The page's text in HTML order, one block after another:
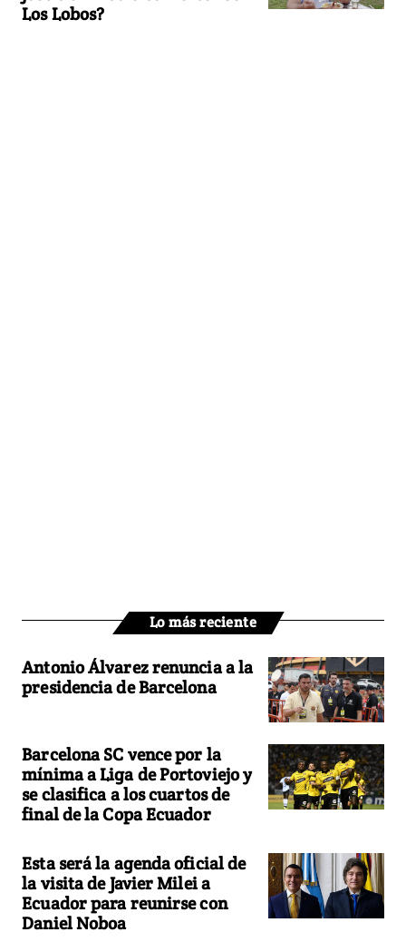
Los Lobos?
Lo más reciente
Antonio Álvarez renuncia a la
presidencia de Barcelona
Barcelona SC vence por la
mínima a Liga de Portoviejo y
se clasifica a los cuartos de
final de la Copa Ecuador
Esta será la agenda oficial de
la visita de Javier Milei a
Ecuador para reunirse con
Daniel Noboa